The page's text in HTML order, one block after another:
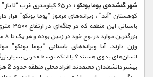
ماورایی
مسابقات / ورزشی
مستند های اختصاصی
شهر گمشده‌ی پوما پونکو :
در ۶۵ کیلومتری غرب “لا
کوهستان “آند”، ویرانه‌های مرموز “پوما پونکو”
باستانی
وزن دارند. آیا ویرانه‌های باستانی “پوما پونکو”
انسان‌های بدوی هستند؟ یا اینکه توسط قدرتی بسیار